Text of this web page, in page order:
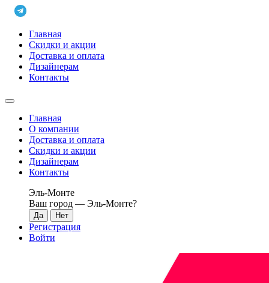
Главная
Скидки и акции
Доставка и оплата
Дизайнерам
Контакты
Главная
О компании
Доставка и оплата
Скидки и акции
Дизайнерам
Контакты
Эль-Монте
Ваш город — Эль-Монте?
Регистрация
Войти